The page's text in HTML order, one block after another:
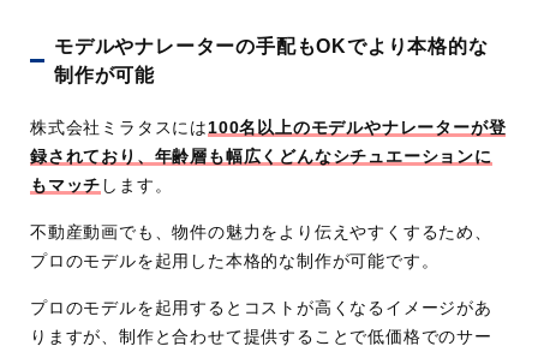
モデルやナレーターの手配もOKでより本格的な
制作が可能
株式会社ミラタスには 100名以上のモデルやナレーターが登
録されており、年齢層も幅広くどんなシチュエーションに
もマッチ します。
不動産動画でも、物件の魅力をより伝えやすくするため、
プロのモデルを起用した本格的な制作が可能です。
プロのモデルを起用するとコストが高くなるイメージがあ
りますが、制作と合わせて提供することで低価格でのサー